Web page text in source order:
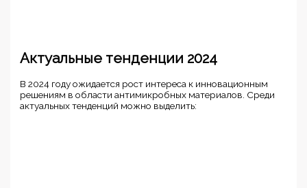
Актуальные тенденции 2024
В 2024 году ожидается рост интереса к инновационным
решениям в области антимикробных материалов. Среди
актуальных тенденций можно выделить: